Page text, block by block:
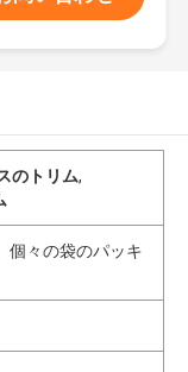
のトリム,
個々の袋のパッキ